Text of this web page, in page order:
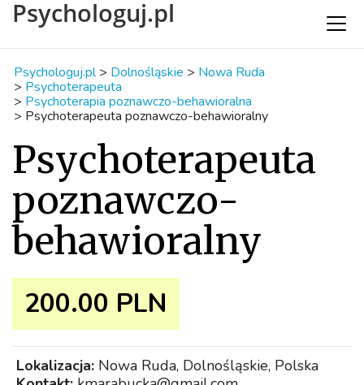
Psychologuj.pl
Psychologuj.pl > Dolnośląskie > Nowa Ruda
> Psychoterapeuta
> Psychoterapia poznawczo-behawioralna
> Psychoterapeuta poznawczo-behawioralny
Psychoterapeuta
poznawczo-
behawioralny
200.00 PLN
Lokalizacja: Nowa Ruda, Dolnośląskie, Polska